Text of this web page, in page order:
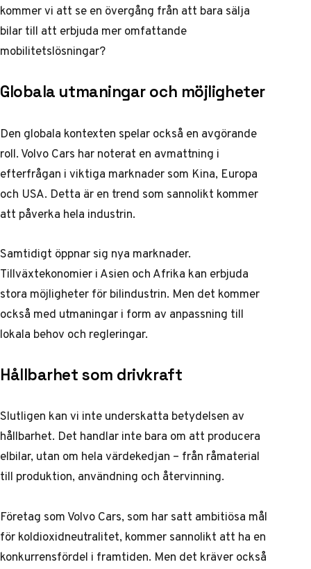
kommer vi att se en övergång från att bara sälja
bilar till att erbjuda mer omfattande
mobilitetslösningar?
Globala utmaningar och möjligheter
Den globala kontexten spelar också en avgörande
roll. Volvo Cars har noterat en avmattning i
efterfrågan i viktiga marknader som Kina, Europa
och USA. Detta är en trend som sannolikt kommer
att påverka hela industrin.
Samtidigt öppnar sig nya marknader.
Tillväxtekonomier i Asien och Afrika kan erbjuda
stora möjligheter för bilindustrin. Men det kommer
också med utmaningar i form av anpassning till
lokala behov och regleringar.
Hållbarhet som drivkraft
Slutligen kan vi inte underskatta betydelsen av
hållbarhet. Det handlar inte bara om att producera
elbilar, utan om hela värdekedjan – från råmaterial
till produktion, användning och återvinning.
Företag som Volvo Cars, som har satt ambitiösa mål
för koldioxidneutralitet, kommer sannolikt att ha en
konkurrensfördel i framtiden. Men det kräver också